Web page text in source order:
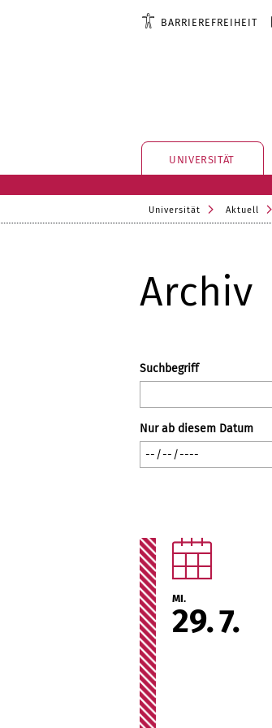
BARRIEREFREIHEIT
UNIVERSITÄT
Universität Aktuell
Archiv
Suchbegriff
Nur ab diesem Datum
MI.
29 7